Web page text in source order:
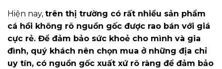
Hiện nay, trên thị trường có rất nhiều sản phẩm
cá hồi không rõ nguồn gốc được rao bán với giá
cực rẻ. Để đảm bảo sức khoẻ cho mình và gia
đình, quý khách nên chọn mua ở những địa chỉ
uy tín, có nguồn gốc xuất xứ rõ ràng để đảm bảo